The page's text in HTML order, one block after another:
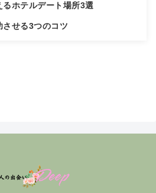
ホテルデート場所3選
させる3つのコツ
ライバルは多い？実態を調査